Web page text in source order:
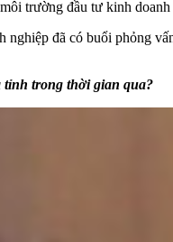
trường đầu tư kinh
nghiệp đã có buổi phỏng
tỉnh trong thời gian qua?